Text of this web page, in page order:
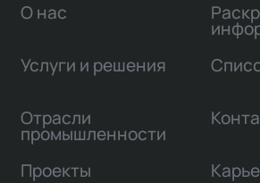
О нас
Услуги и решения
Отрасли
промышленности
Проекты